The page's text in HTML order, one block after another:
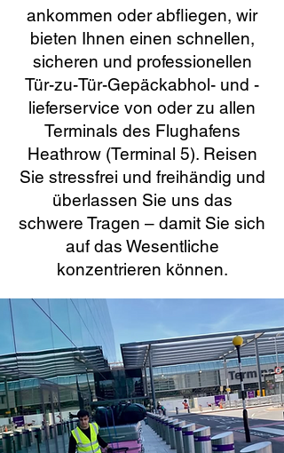
ankommen oder abfliegen, wir
bieten Ihnen einen schnellen,
sicheren und professionellen
Tür-zu-Tür-Gepäckabhol- und -
lieferservice von oder zu allen
Terminals des Flughafens
Heathrow (Terminal 5). Reisen
Sie stressfrei und freihändig und
überlassen Sie uns das
schwere Tragen – damit Sie sich
auf das Wesentliche
konzentrieren können.